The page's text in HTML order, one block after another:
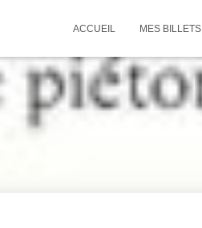
ACCUEIL MES BILLETS